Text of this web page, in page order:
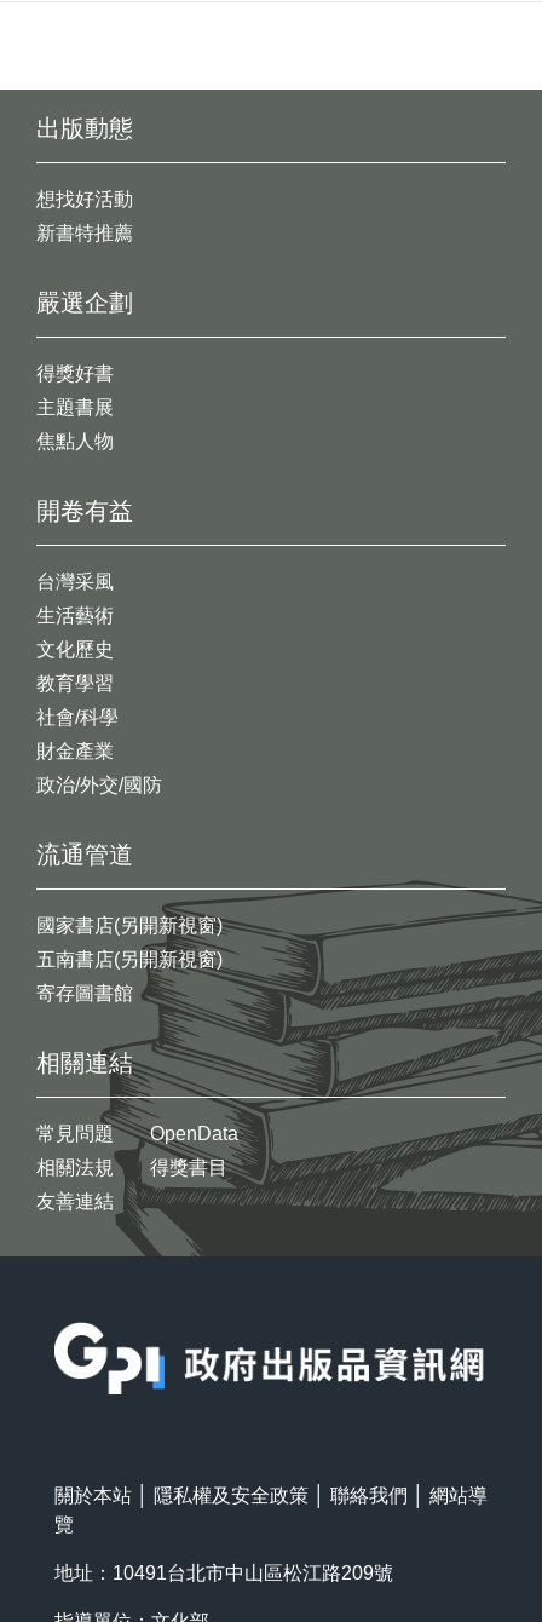
出版動態
想找好活動
新書特推薦
開卷有益
台灣采風
生活藝術
文化歷史
教育學習
社會/科學
財金產業
政治/外交/國防
嚴選企劃
得獎好書
主題書展
焦點人物
流通管道
國家書店(另開新視窗)
五南書店(另開新視窗)
寄存圖書館
相關連結
常見問題
相關法規
友善連結
OpenData
得獎書目
關於本站 隱私權及安全政策 聯絡我們
網站導
覽
地址：10491台北市中山區松江路209號